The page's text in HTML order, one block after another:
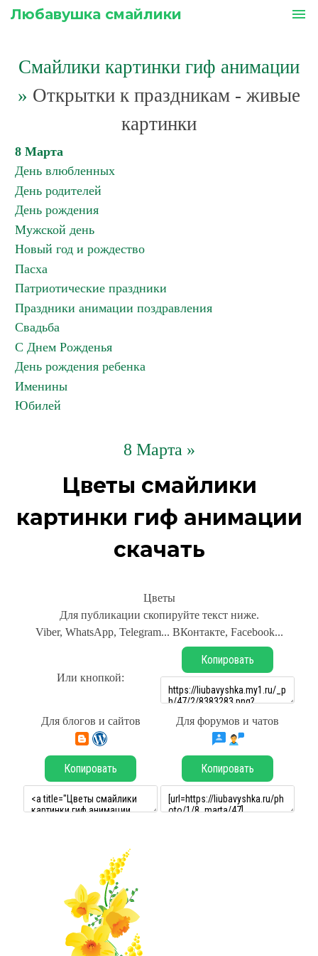
Любавушка смайлики menu
Смайлики картинки гиф анимации
» Открытки к праздникам - живые
картинки
8 Марта
День влюбленных
День родителей
День рождения
Мужской день
Новый год и рождество
Пасха
Патриотические праздники
Праздники анимации поздравления
Свадьба
С Днем Рожденья
День рождения ребенка
Именины
Юбилей
8 Марта »
Цветы смайлики
картинки гиф анимации
скачать
Цветы
Для публикации скопируйте текст ниже.
Viber, WhatsApp, Telegram... ВКонтакте, Facebook...
Или кнопкой:
Копировать
Для блогов и сайтов Для форумов и чатов
Копировать Копировать